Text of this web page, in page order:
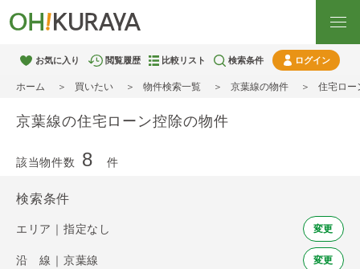
お気に入り 閲覧履歴 比較リスト 検索条件 ログイン
ホーム 買いたい 物件検索一覧 京葉線の物件 住宅ロー
京葉線の住宅ローン控除の物件
該当物件数 8 件
検索条件
エリア｜指定なし 変更
沿 線｜京葉線 変更